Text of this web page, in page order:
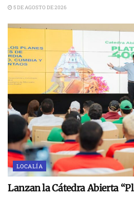
5 DE AGOSTO DE 2026
LOCALÍA
Lanzan la Cátedra Abierta